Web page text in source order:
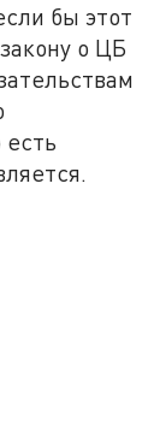
бы этот
о ЦБ
есть